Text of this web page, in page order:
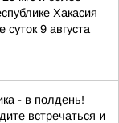
Хакасия
суток 9 августа
- в полдень!
встречаться и